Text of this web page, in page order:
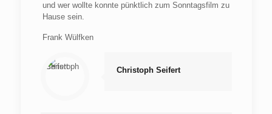
und wer wollte konnte pünktlich zum Sonntagsfilm zu
Hause sein.
Frank Wülfken
Christoph Seifert